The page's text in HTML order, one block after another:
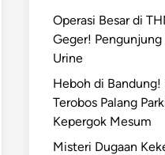
Operasi Besar di
Geger!
Urine
Heboh di
Terobos Palang
Kepergok Mesum
Misteri Dugaan